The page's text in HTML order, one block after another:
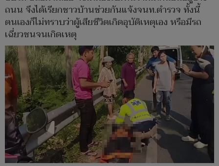
ถนน จึงได้เรียกชาวบ้านช่วยกันแจ้งจนท.ตำรวจ ทั้งนี้
ตนเองก็ไม่ทราบว่าผู้เสียชีวิตเกิดอุบัติเหตุเอง หรือมีรถ
เฉี่ยวชนจนเกิดเหตุ